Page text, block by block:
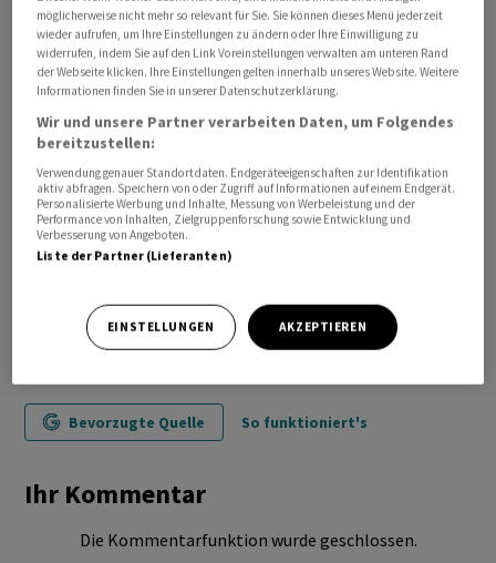
(AWP)
Bevorzugte Quelle So funktioniert's
Ihr Kommentar
Die Kommentarfunktion wurde geschlossen.
möglicherweise nicht mehr so relevant für Sie. Sie können dieses Menü jederzeit
wieder aufrufen, um Ihre Einstellungen zu ändern oder Ihre Einwilligung zu
widerrufen, indem Sie auf den Link Voreinstellungen verwalten am unteren Rand
der Webseite klicken. Ihre Einstellungen gelten innerhalb unseres Website. Weitere
Informationen finden Sie in unserer Datenschutzerklärung.
Wir und unsere Partner verarbeiten Daten, um Folgendes
bereitzustellen:
Verwendung genauer Standortdaten. Endgeräteeigenschaften zur Identifikation
aktiv abfragen. Speichern von oder Zugriff auf Informationen auf einem Endgerät.
Personalisierte Werbung und Inhalte, Messung von Werbeleistung und der
Performance von Inhalten, Zielgruppenforschung sowie Entwicklung und
Verbesserung von Angeboten.
Liste der Partner (Lieferanten)
EINSTELLUNGEN AKZEPTIEREN